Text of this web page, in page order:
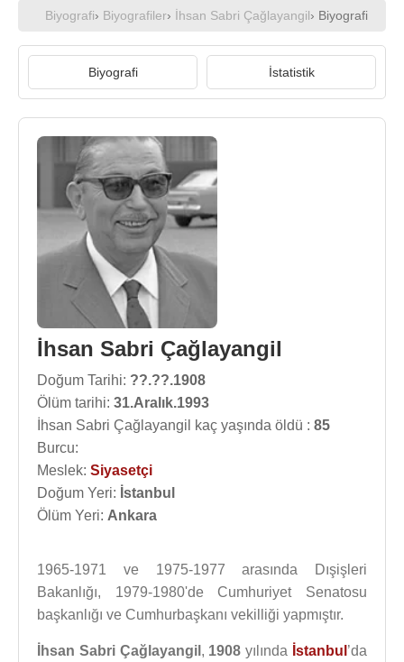
Biyografi› Biyografiler› İhsan Sabri Çağlayangil› Biyografi
Biyografi İstatistik
İhsan Sabri Çağlayangil
Doğum Tarihi: ??.??.1908
Ölüm tarihi: 31.Aralık.1993
İhsan Sabri Çağlayangil kaç yaşında öldü : 85
Burcu:
Meslek: Siyasetçi
Doğum Yeri: İstanbul
Ölüm Yeri: Ankara
1965-1971 ve 1975-1977 arasında Dışişleri
Bakanlığı, 1979-1980'de Cumhuriyet Senatosu
başkanlığı ve Cumhurbaşkanı vekilliği yapmıştır.
İhsan Sabri Çağlayangil , 1908 yılında İstanbul ’da